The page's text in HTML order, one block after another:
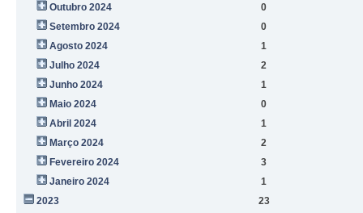
Outubro 2024
0
Setembro 2024
0
Agosto 2024
1
Julho 2024
2
Junho 2024
1
Maio 2024
0
Abril 2024
1
Março 2024
2
Fevereiro 2024
3
Janeiro 2024
1
2023
23